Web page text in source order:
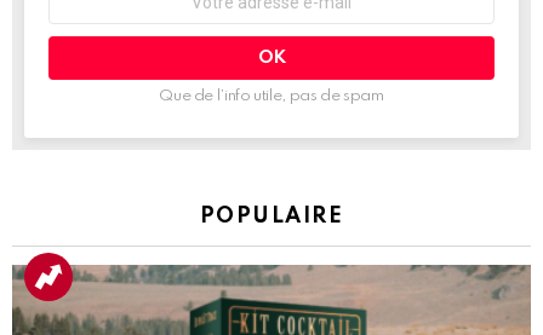
mail
Que de l’info utile, pas de spam
POPULAIRE